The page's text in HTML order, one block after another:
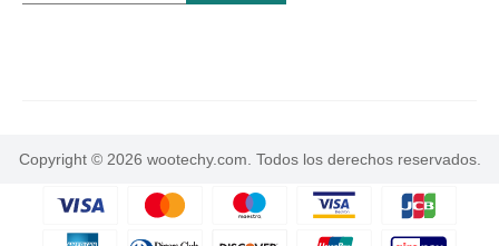
Copyright © 2026 wootechy.com. Todos los derechos reservados.